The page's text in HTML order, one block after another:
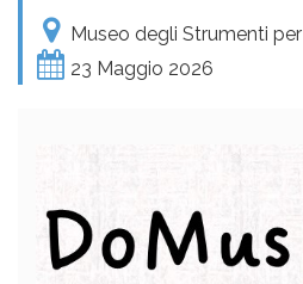
Museo degli Strumenti
23 Maggio 2026